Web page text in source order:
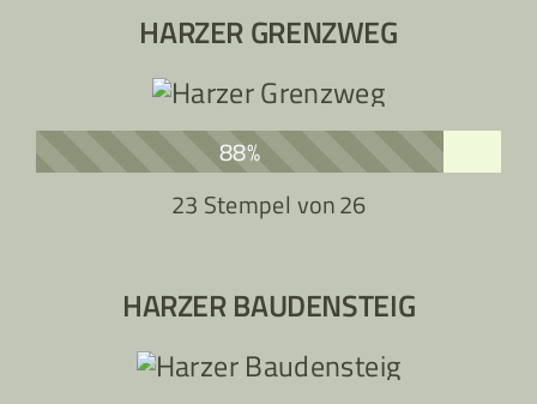
HARZER GRENZWEG
88%
23 Stempel von26
HARZER BAUDENSTEIG